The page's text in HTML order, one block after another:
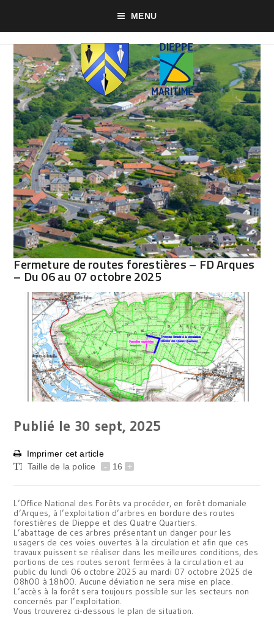
MENU
Fermeture de routes forestières – FD Arques
– Du 06 au 07 octobre 2025
Publié le 30 sept, 2025
Imprimer cet article
Taille de la police
- 16 +
L’Office National des Forêts va procéder, en forêt domaniale
d’Arques, à l’exploitation d’arbres en bordure des routes
forestières de Dieppe et des Quatre Quartiers.
L’abattage de ces arbres présentant un danger pour les
usagers de ces voies ouvertes à la circulation et afin que ces
travaux puissent se réaliser dans les meilleures conditions, des
portions de ces routes seront fermées à la circulation et au
public du lundi 06 octobre 2025 au mardi 07 octobre 2025 de
08h00 à 18h00. Aucune déviation ne sera mise en place.
L’accès à la forêt sera toujours possible sur les secteurs non
concernés par l’exploitation.
Vous trouverez ci-dessous le plan de situation.